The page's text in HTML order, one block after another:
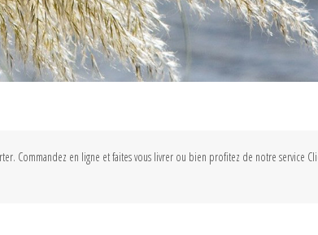
Commandez en ligne et faites vous livrer ou bien profitez de notre service